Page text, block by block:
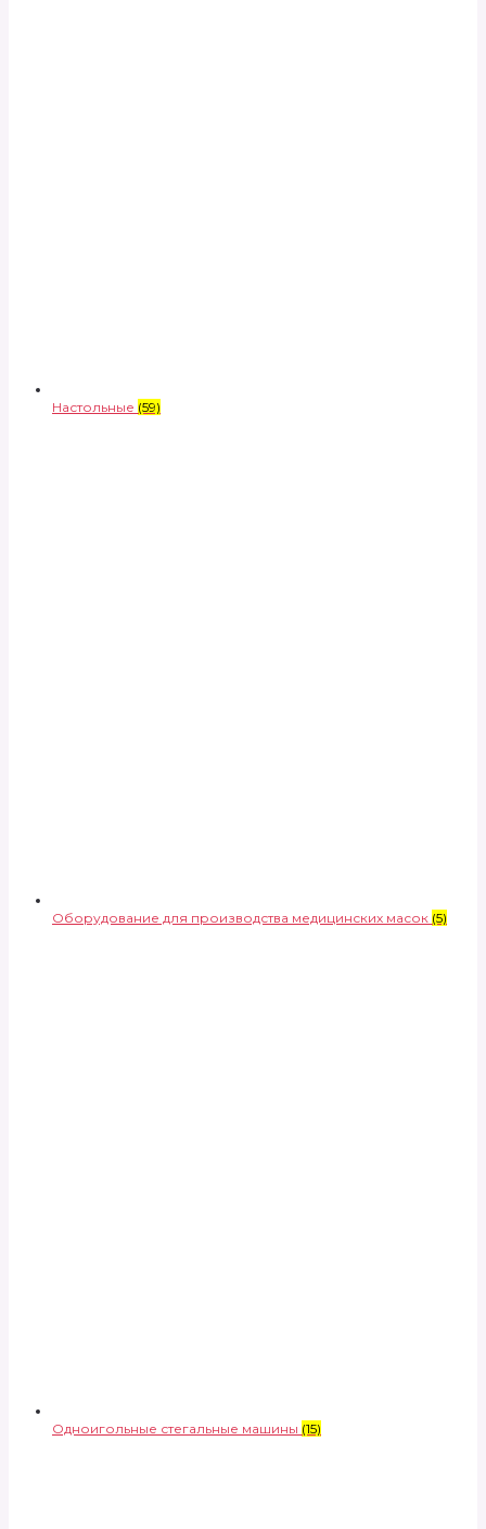
Настольные (59)
Оборудование для производства медицинских масок (5)
Одноигольные стегальные машины (15)